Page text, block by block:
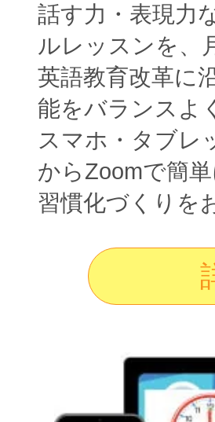
話す力・表現力
ルレッスンを、
英語教育改革に
能をバランスよ
スマホ・タブレ
からZoomで簡
習慣化づくりを